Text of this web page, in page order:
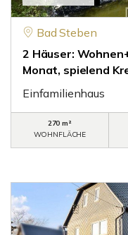
Bad Steben
2 Häuser:
Monat, spielend
Einfamilienhaus
270 m²
WOHNFLÄCHE